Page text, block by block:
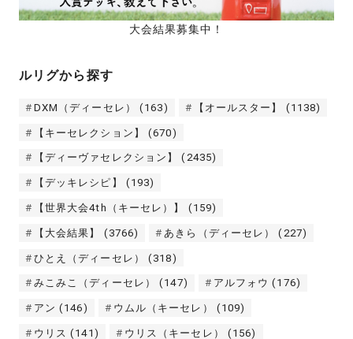
大会結果募集中！
ルリグから探す
DXM（ディーセレ） (163) 【オールスター】 (1138)
【キーセレクション】 (670)
【ディーヴァセレクション】 (2435)
【デッキレシピ】 (193)
【世界大会4th（キーセレ）】 (159)
【大会結果】 (3766) あきら（ディーセレ） (227)
ひとえ（ディーセレ） (318)
みこみこ（ディーセレ） (147) アルフォウ (176)
アン (146) ウムル（キーセレ） (109)
ウリス (141) ウリス（キーセレ） (156)